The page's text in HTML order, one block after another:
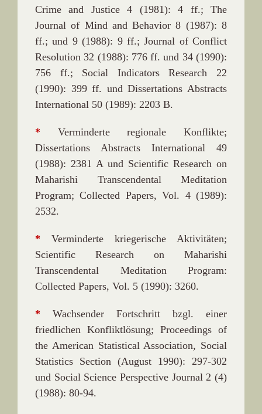
Crime and Justice 4 (1981): 4 ff.; The
Journal of Mind and Behavior 8 (1987): 8
ff.; und 9 (1988): 9 ff.; Journal of Conflict
Resolution 32 (1988): 776 ff. und 34 (1990):
756 ff.; Social Indicators Research 22
(1990): 399 ff. und Dissertations Abstracts
International 50 (1989): 2203 B.
* Verminderte regionale Konflikte;
Dissertations Abstracts International 49
(1988): 2381 A und Scientific Research on
Maharishi Transcendental Meditation
Program; Collected Papers, Vol. 4 (1989):
2532.
* Verminderte kriegerische Aktivitäten;
Scientific Research on Maharishi
Transcendental Meditation Program:
Collected Papers, Vol. 5 (1990): 3260.
* Wachsender Fortschritt bzgl. einer
friedlichen Konfliktlösung; Proceedings of
the American Statistical Association, Social
Statistics Section (August 1990): 297-302
und Social Science Perspective Journal 2 (4)
(1988): 80-94.